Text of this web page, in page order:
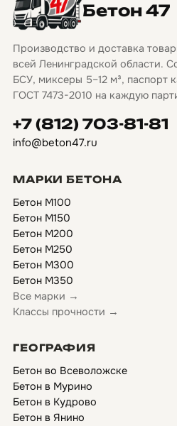
Бетон 47
Производство и доставка
всей Ленинградской области.
БСУ, миксеры 5–12 м³, паспорт
ГОСТ 7473-2010 на каждую
+7 (812) 703-81-81
info@beton47.ru
МАРКИ БЕТОНА
Бетон М100
Бетон М150
Бетон М200
Бетон М250
Бетон М300
Бетон М350
Все марки →
Классы прочности →
ГЕОГРАФИЯ
Бетон во Всеволожске
Бетон в Мурино
Бетон в Кудрово
Бетон в Янино